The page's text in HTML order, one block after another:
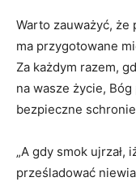
Warto zauważyć, że
ma przygotowane
Za każdym razem,
na wasze życie,
bezpieczne
„A gdy smok ujrzał,
prześladować